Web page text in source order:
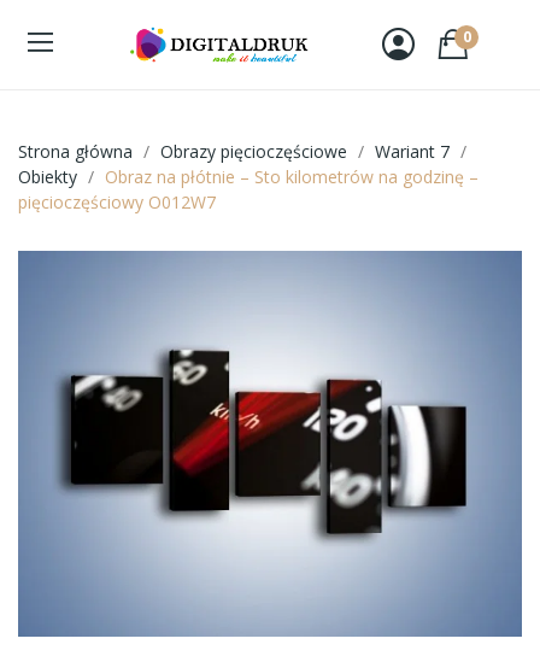
0
Strona główna Obrazy pięcioczęściowe
Wariant 7
Obiekty
Obraz na płótnie – Sto kilometrów na godzinę –
pięcioczęściowy O012W7